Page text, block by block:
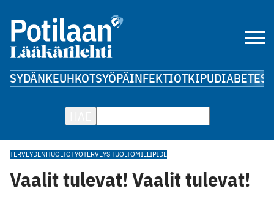
SYDÄNKEUHKOTSYÖPÄINFEKTIOTKIPUDIABETES
TERVEYDENHUOLTOTYÖTERVEYSHUOLTOMIELIPIDE
Vaalit tulevat! Vaalit tulevat!